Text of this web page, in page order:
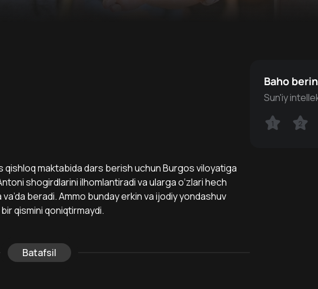
qishloq maktabida dars berish uchun Burgos viloyatiga
shogirdlarini ilhomlantiradi va ularga o‘zlari hech
beradi. Ammo bunday erkin va ijodiy yondashuv
qismini qoniqtirmaydi.
Batafsil
Baho
Sun'iy
1 2
1 2